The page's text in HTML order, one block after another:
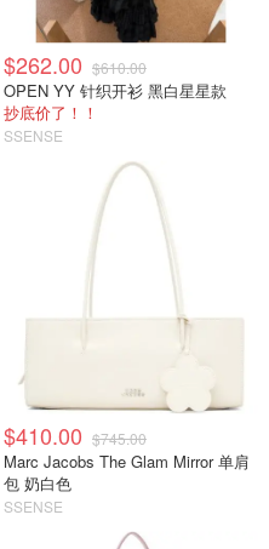
$262.00 $610.00
OPEN YY 针织开衫 黑白星星款
抄底价了！！
SSENSE
$410.00 $745.00
Marc Jacobs The Glam Mirror 单肩
包 奶白色
SSENSE